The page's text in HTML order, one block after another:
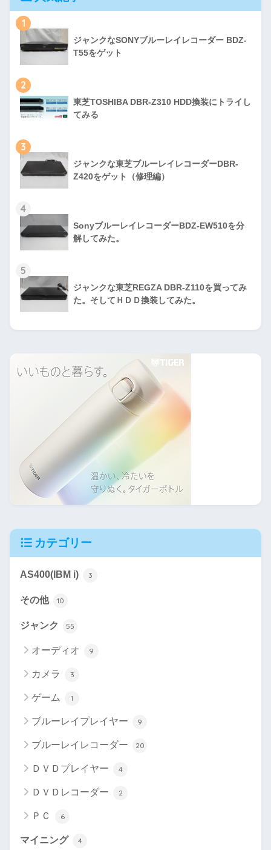
1
ジャンクなSONYブルーレイレコーダー BDZ-
T55をゲット
2
東芝TOSHIBA DBR-Z310 HDD換装にトライし
てみる
3
ジャンクな東芝ブルーレイレコーダーDBR-
Z420をゲット（修理編）
4
SonyブルーレイレコーダーBDZ-EW510を分
解してみた。
5
ジャンクな東芝REGZA DBR-Z110を買ってみ
た。そしてＨＤＤ換装してみた。
カテゴリー
AS400(IBM i) 3
その他 10
ジャンク 55
オーディオ 9
カメラ 3
ゲーム 1
ブルーレイプレイヤー 9
ブルーレイレコーダー 20
ＤＶＤプレイヤー 4
ＤＶＤレコーダー 2
ＰＣ 6
マイニング 4